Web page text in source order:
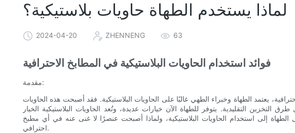
لماذا يستخدم الطهاة حاويات بلاستيكية؟
2024-04-20 ZHENNENG 63
فوائد استخدام الحاويات البلاستيكية في المطابخ الاحترافية
مقدمة:
يعتمد الطهاة وخبراء الطهي غالبًا على الحاويات البلاستيكية. فقد أصبحت هذه الحاويات
التخزين التقليدية. يتوفر للطهاة الآن خيارات عديدة، وتُعد الحاويات البلاستيكية الخيار
إلى استخدام الحاويات البلاستيكية، ولماذا أصبحت عنصرًا لا غنى عنه في أي مطبخ
احترافي.